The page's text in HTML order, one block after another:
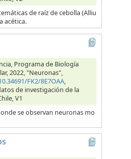
de raíz de cebolla (Alliu
acética.
Programa de Biología
2022, "Neuronas",
FK2/8E7OAA,
de investigación de la
V1
se observan neuronas mo